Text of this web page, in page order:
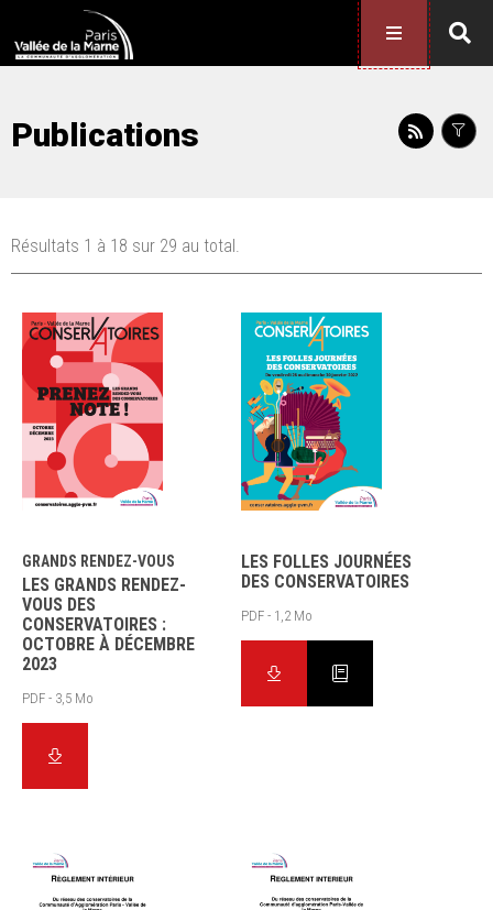
Publications
Résultats 1 à 18 sur 29 au total.
GRANDS RENDEZ-VOUS
LES GRANDS RENDEZ-
VOUS DES
CONSERVATOIRES :
OCTOBRE À DÉCEMBRE
2023
PDF - 3,5 Mo
LES FOLLES JOURNÉES
DES CONSERVATOIRES
PDF - 1,2 Mo